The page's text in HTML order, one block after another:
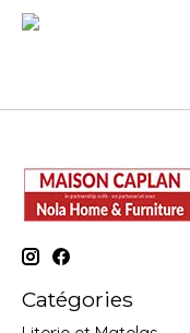
Catégories